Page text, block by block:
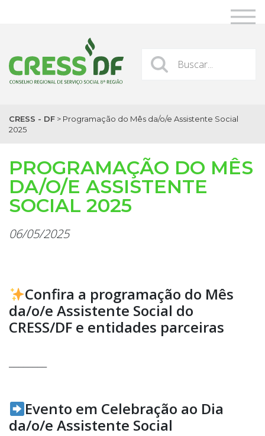
CRESS - DF > Programação do Mês da/o/e Assistente Social
2025
PROGRAMAÇÃO DO MÊS
DA/O/E ASSISTENTE
SOCIAL 2025
06/05/2025
Confira a programação do Mês
da/o/e Assistente Social do
CRESS/DF e entidades parceiras
Evento em Celebração ao Dia
da/o/e Assistente Social